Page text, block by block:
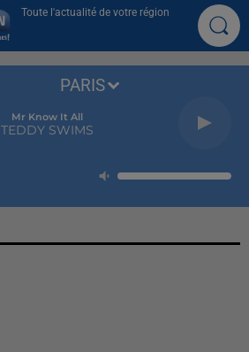
Toute l'actualité de votre région
Mr Know It All
TEDDY SWIMS
PARIS